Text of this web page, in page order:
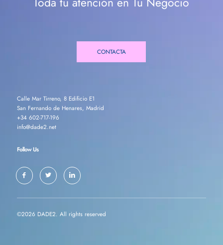
CONTACTA
Calle Mar Tirreno, 8 Edificio E1
San Fernando de Henares, Madrid
+34 602-717-196
info@dade2.net
Follow Us
©2026 DADE2. All rights reserved